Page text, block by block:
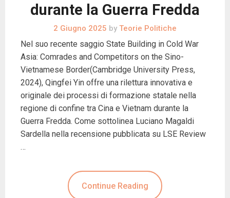
durante la Guerra Fredda
2 Giugno 2025 by Teorie Politiche
Nel suo recente saggio State Building in Cold War
Asia: Comrades and Competitors on the Sino-
Vietnamese Border(Cambridge University Press,
2024), Qingfei Yin offre una rilettura innovativa e
originale dei processi di formazione statale nella
regione di confine tra Cina e Vietnam durante la
Guerra Fredda. Come sottolinea Luciano Magaldi
Sardella nella recensione pubblicata su LSE Review
…
Continue Reading